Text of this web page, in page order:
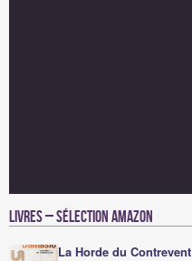
Livres – Sélection Amazon
La Horde du Contrevent